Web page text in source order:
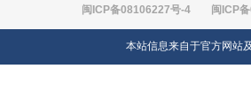
闽ICP备08106227号-4 闽ICP
本站信息来自于官方网站